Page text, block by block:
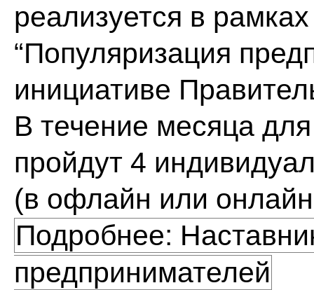
реализуется в
“Популяризация
инициативе
В течение месяца
пройдут 4
(в офлайн или
Подробнее:
предпринимателей